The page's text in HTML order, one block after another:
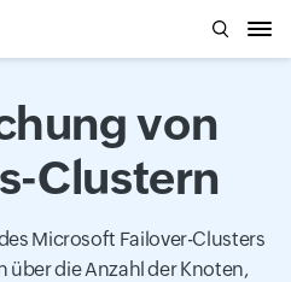
von
Clustern
Microsoft Failover-Clusters
über die Anzahl der Knoten,